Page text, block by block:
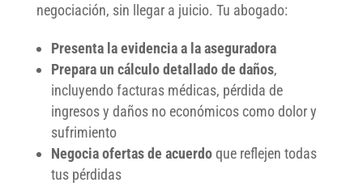
negociación, sin llegar a juicio. Tu abogado:
Presenta la evidencia a la aseguradora
Prepara un cálculo detallado de daños,
incluyendo facturas médicas, pérdida de
ingresos y daños no económicos como dolor y
sufrimiento
Negocia ofertas de acuerdoque reflejen todas
tus pérdidas